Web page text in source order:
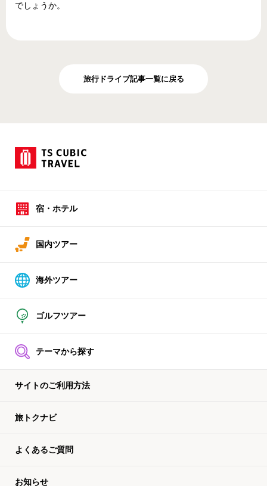
でしょうか。
旅行ドライブ記事一覧に戻る
宿・ホテル
国内ツアー
海外ツアー
ゴルフツアー
テーマから探す
サイトのご利用方法
旅トクナビ
よくあるご質問
お知らせ